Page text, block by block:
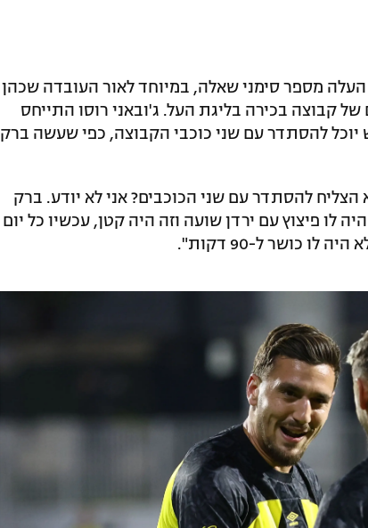
העלה מספר סימני שאלה, במיוחד לאור העובדה שכהן
קבוצה בכירה בליגת העל. ג'ובאני רוסו התייחס
יוכל להסתדר עם שני כוכבי הקבוצה, כפי שעשה ברק
להסתדר עם שני הכוכבים? אני לא יודע. ברק
לו פיצוץ עם ירדן שועה וזה היה קטן, עכשיו כל יום
כושר ל-90 דקות".